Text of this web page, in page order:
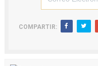
COMPARTIR: